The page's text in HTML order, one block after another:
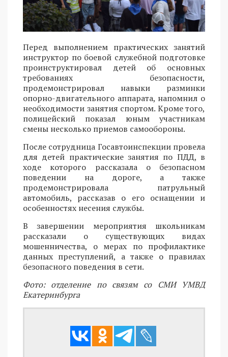
Перед выполнением практических занятий
инструктор по боевой служебной подготовке
проинструктировал детей об основных
требованиях безопасности,
продемонстрировал навыки разминки
опорно-двигательного аппарата, напомнил о
необходимости занятия спортом. Кроме того,
полицейский показал юным участникам
смены несколько приемов самообороны.
После сотрудница Госавтоинспекции провела
для детей практические занятия по ПДД, в
ходе которого рассказала о безопасном
поведении на дороге, а также
продемонстрировала патрульный
автомобиль, рассказав о его оснащении и
особенностях несения службы.
В завершении мероприятия школьникам
рассказали о существующих видах
мошенничества, о мерах по профилактике
данных преступлений, а также о правилах
безопасного поведения в сети.
Фото: отделение по связям со СМИ УМВД
Екатеринбурга